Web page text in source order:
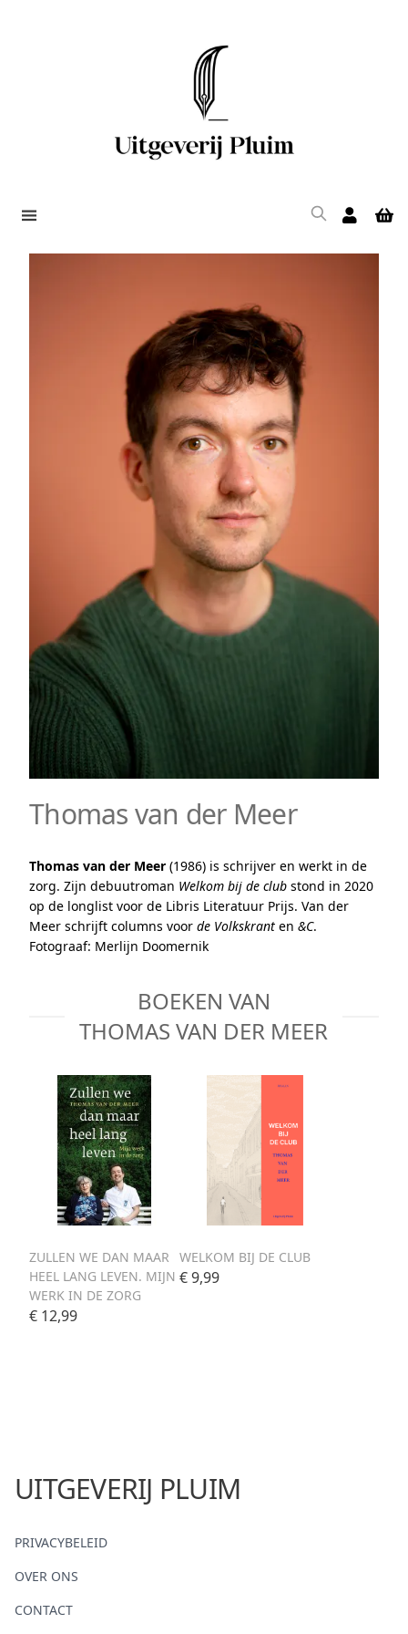
Thomas van der Meer
Thomas van der Meer (1986) is schrijver en werkt in de
zorg. Zijn debuutroman Welkom bij de club stond in 2020
op de longlist voor de Libris Literatuur Prijs. Van der
Meer schrijft columns voor de Volkskrant en &C.
Fotograaf: Merlijn Doomernik
BOEKEN VAN
THOMAS VAN DER MEER
ZULLEN WE DAN MAAR
HEEL LANG LEVEN. MIJN
WERK IN DE ZORG
€ 12,99
WELKOM BIJ DE CLUB
€ 9,99
UITGEVERIJ PLUIM
PRIVACYBELEID
OVER ONS
CONTACT